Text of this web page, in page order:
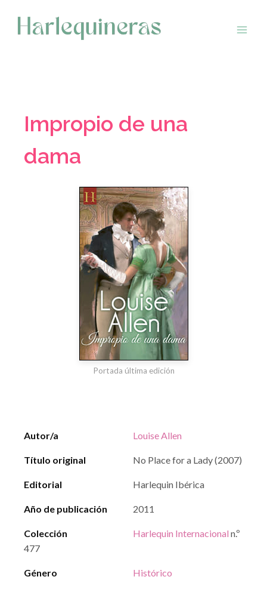
contenido
Impropio de una
dama
Autor/a Louise Allen
Título original No Place for a Lady (2007)
Editorial Harlequin Ibérica
Año de publicación 2011
Colección Harlequin Internacional n.º
477
Género Histórico
Portada última edición